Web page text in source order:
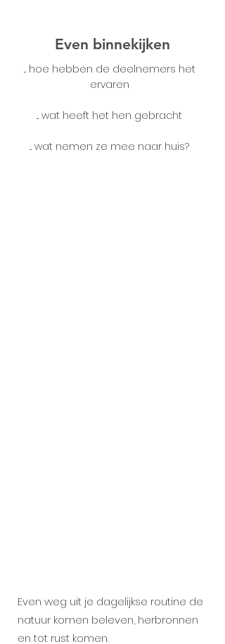
Even binnekijken
... hoe hebben de deelnemers het
ervaren
... wat heeft het hen gebracht
... wat nemen ze mee naar huis?
Even weg uit je dagelijkse routine de
natuur komen beleven, herbronnen
en tot rust komen.